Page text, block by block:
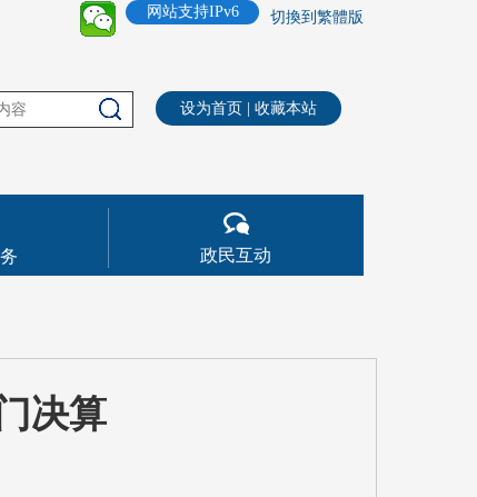
切換到繁體版
网站支持IPv6
设为首页 收藏本站
政民互动
决算